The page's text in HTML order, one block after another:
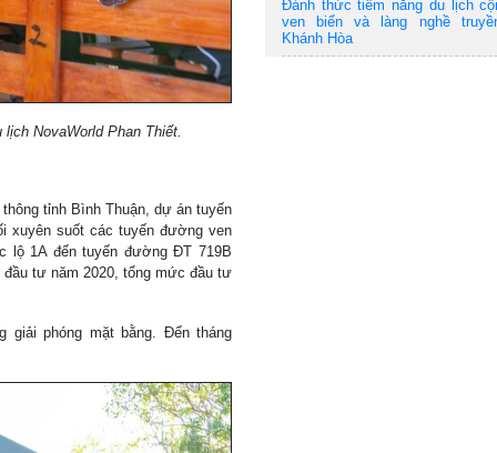
NovaWorld Phan Thiết.
tỉnh Bình Thuận, dự án tuyến
xuyên suốt các tuyến đường ven
lộ 1A đến tuyến đường ĐT 719B
tư năm 2020, tổng mức đầu tư
giải phóng mặt bằng. Đến tháng
Đánh thức tiềm năng du lịch
ven biển và làng nghề
Khánh Hòa